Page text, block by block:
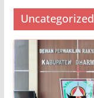
Uncategorized